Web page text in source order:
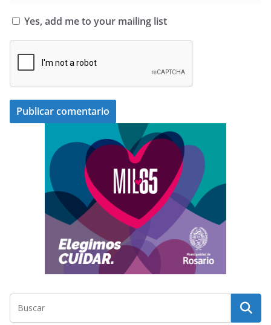
Yes, add me to your mailing list